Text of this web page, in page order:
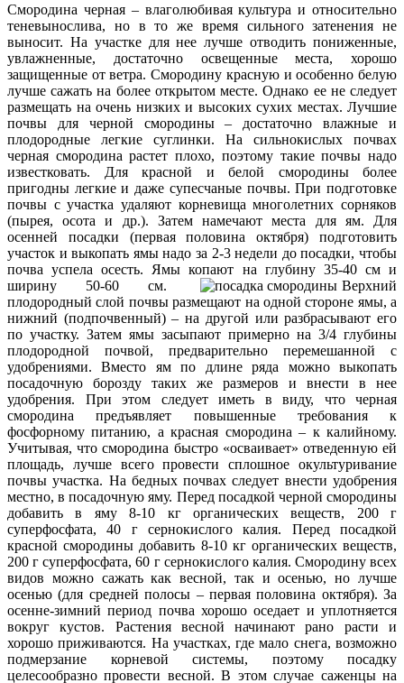
Смородина черная – влаголюбивая культура и относительно
теневынослива, но в то же время сильного затенения не
выносит. На участке для нее лучше отводить пониженные,
увлажненные, достаточно освещенные места, хорошо
защищенные от ветра. Смородину красную и особенно белую
лучше сажать на более открытом месте. Однако ее не следует
размещать на очень низких и высоких сухих местах. Лучшие
почвы для черной смородины – достаточно влажные и
плодородные легкие суглинки. На сильнокислых почвах
черная смородина растет плохо, поэтому такие почвы надо
известковать. Для красной и белой смородины более
пригодны легкие и даже супесчаные почвы. При подготовке
почвы с участка удаляют корневища многолетних сорняков
(пырея, осота и др.). Затем намечают места для ям. Для
осенней посадки (первая половина октября) подготовить
участок и выкопать ямы надо за 2-3 недели до посадки, чтобы
почва успела осесть. Ямы копают на глубину 35-40 см и
ширину 50-60 см.
Верхний
плодородный слой почвы размещают на одной стороне ямы, а
нижний (подпочвенный) – на другой или разбрасывают его
по участку. Затем ямы засыпают примерно на 3/4 глубины
плодородной почвой, предварительно перемешанной с
удобрениями. Вместо ям по длине ряда можно выкопать
посадочную борозду таких же размеров и внести в нее
удобрения. При этом следует иметь в виду, что черная
смородина предъявляет повышенные требования к
фосфорному питанию, а красная смородина – к калийному.
Учитывая, что смородина быстро «осваивает» отведенную ей
площадь, лучше всего провести сплошное окультуривание
почвы участка. На бедных почвах следует внести удобрения
местно, в посадочную яму. Перед посадкой черной смородины
добавить в яму 8-10 кг органических веществ, 200 г
суперфосфата, 40 г сернокислого калия. Перед посадкой
красной смородины добавить 8-10 кг органических веществ,
200 г суперфосфата, 60 г сернокислого калия. Смородину всех
видов можно сажать как весной, так и осенью, но лучше
осенью (для средней полосы – первая половина октября). За
осенне-зимний период почва хорошо оседает и уплотняется
вокруг кустов. Растения весной начинают рано расти и
хорошо приживаются. На участках, где мало снега, возможно
подмерзание корневой системы, поэтому посадку
целесообразно провести весной. В этом случае саженцы на